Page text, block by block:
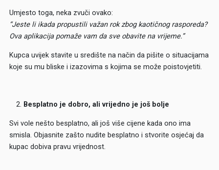
Umjesto toga, neka zvuči ovako:
“Jeste li ikada propustili važan rok zbog kaotičnog rasporeda?
Ova aplikacija pomaže vam da sve obavite na vrijeme.”
Kupca uvijek stavite u središte na način da pišite o situacijama
koje su mu bliske i izazovima s kojima se može poistovjetiti.
Besplatno je dobro, ali vrijedno je još bolje
Svi vole nešto besplatno, ali još više cijene kada ono ima
smisla. Objasnite zašto nudite besplatno i stvorite osjećaj da
kupac dobiva pravu vrijednost.